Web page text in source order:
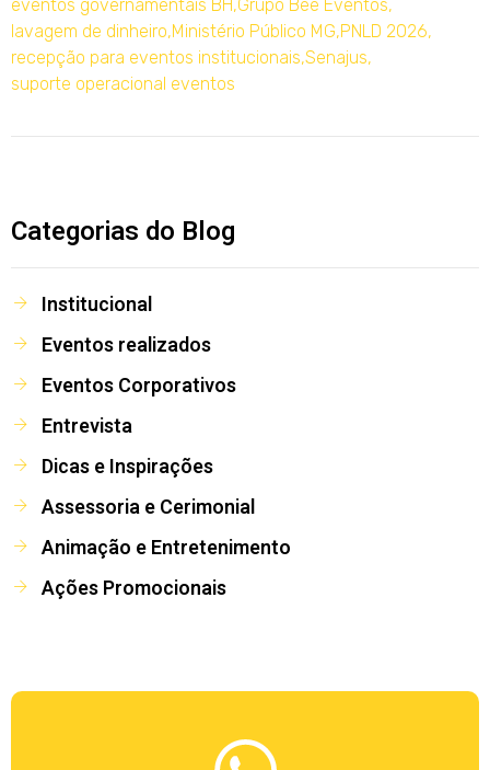
eventos governamentais BH,Grupo Bee Eventos,
lavagem de dinheiro,Ministério Público MG,PNLD 2026,
recepção para eventos institucionais,Senajus,
suporte operacional eventos
Categorias do Blog
Institucional
Eventos realizados
Eventos Corporativos
Entrevista
Dicas e Inspirações
Assessoria e Cerimonial
Animação e Entretenimento
Ações Promocionais